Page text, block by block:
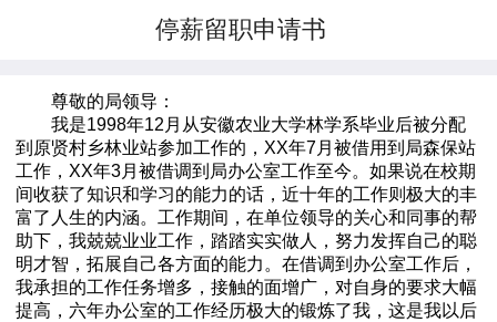
停薪留职申请书
尊敬的局领导：
我是1998年12月从安徽农业大学林学系毕业后被分配
到原贤村乡林业站参加工作的，XX年7月被借用到局森保站
工作，XX年3月被借调到局办公室工作至今。如果说在校期
间收获了知识和学习的能力的话，近十年的工作则极大的丰
富了人生的内涵。工作期间，在单位领导的关心和同事的帮
助下，我兢兢业业工作，踏踏实实做人，努力发挥自己的聪
明才智，拓展自己各方面的能力。在借调到办公室工作后，
我承担的工作任务增多，接触的面增广，对自身的要求大幅
提高，六年办公室的工作经历极大的锻炼了我，这是我以后